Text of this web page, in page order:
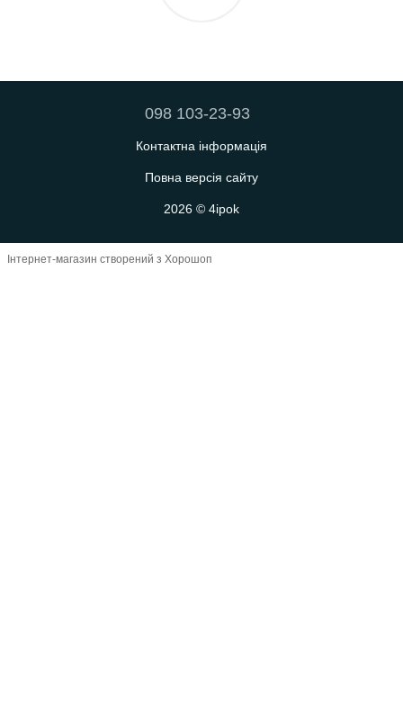
098 103-23-93
Контактна інформація
Повна версія сайту
2026 © 4ipok
Інтернет-магазин створений з Хорошоп